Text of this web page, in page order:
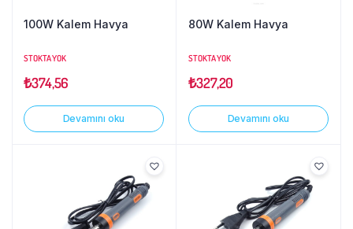
100W Kalem Havya
STOKTA YOK
₺374,56
Devamını oku
80W Kalem Havya
STOKTA YOK
₺327,20
Devamını oku